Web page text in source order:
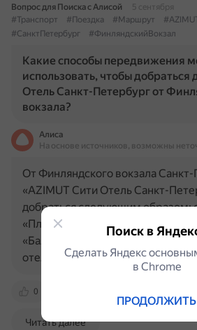
Вопрос для Поиска с Алисой
5 сентября
#Транспорт
#Поездка #Маршрут
#СанктПетербург
#ФинляндскийВокзал
Какие способы передвижения
использовать, чтобы добраться
Отель Санкт-Петербург от
вокзала?
Алиса
На основе источников, возможны
0
От Финляндского вокзала
«AZIMUT Сити Отель Санкт-
добраться следующим образом:
«Площадь Ленина» на метро
«Балтийская», затем пройти
отеля. Также от Финляндского…
Читать далее
Поиск в
Сделать Яндекс
в Сhrome
ПРОДОЛЖИТЬ